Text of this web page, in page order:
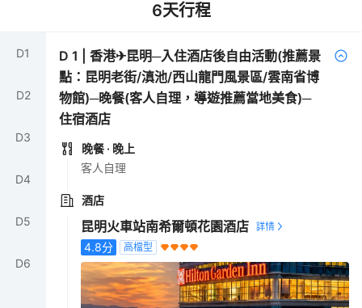
6天行程
D1
D2
D3
D4
D5
D6
D1 |香港✈昆明─入住酒店後自由活動(推薦景
點：昆明老街/滇池/西山龍門風景區/雲南省博
物館)─晚餐(客人自理，導遊推薦當地美食)─
住宿酒店
晚餐 · 晚上
客人自理
酒店
昆明火車站南希爾頓花園酒店
4.8分 高檔型